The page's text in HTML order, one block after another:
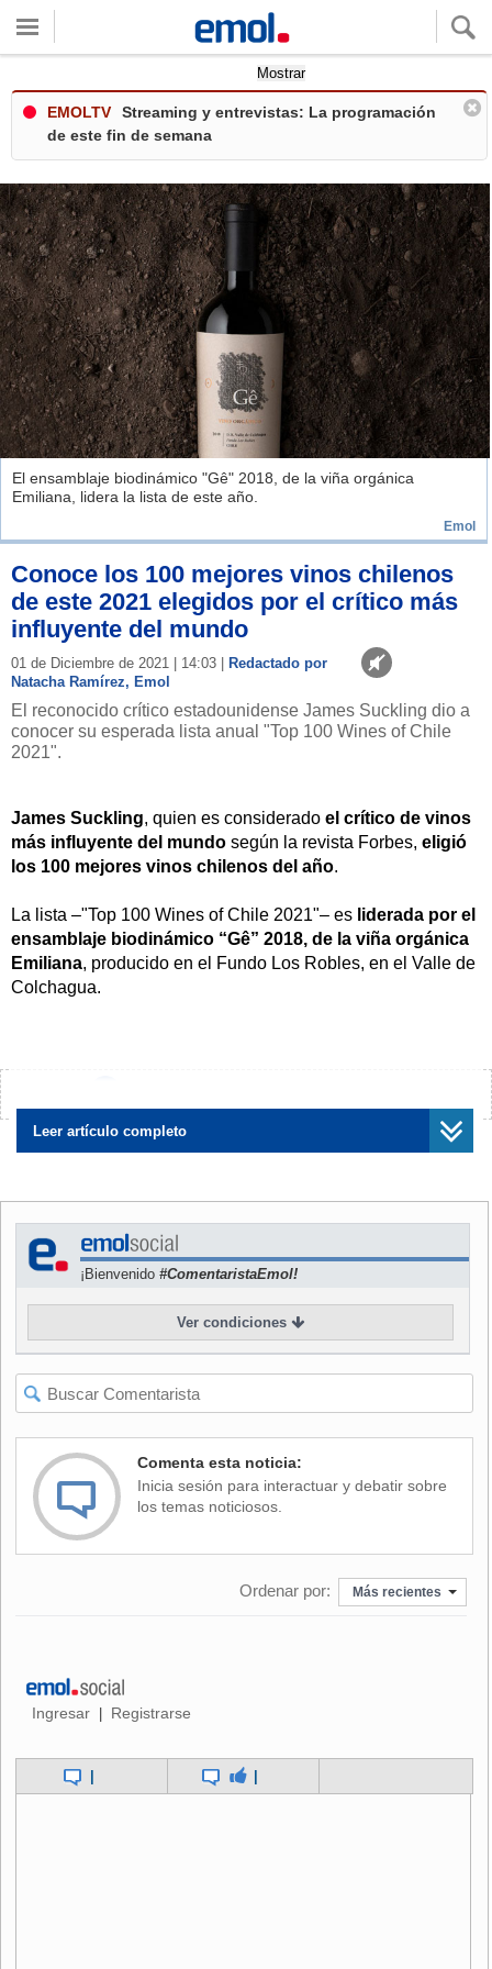
Mostrar
EMOLTV
Streaming y entrevistas: La programación
de este fin de semana
El ensamblaje biodinámico "Gê" 2018, de la viña orgánica
Emiliana, lidera la lista de este año.
Emol
Conoce los 100 mejores vinos chilenos
de este 2021 elegidos por el crítico más
influyente del mundo
01 de Diciembre de 2021 | 14:03 |
Redactado por
Natacha Ramírez, Emol
El reconocido crítico estadounidense James Suckling dio a
conocer su esperada lista anual "Top 100 Wines of Chile
2021".
James Suckling, quien es considerado el crítico de vinos
más influyente del mundo según la revista Forbes, eligió
los 100 mejores vinos chilenos del año.
La lista –"Top 100 Wines of Chile 2021"– es liderada por el
ensamblaje biodinámico “Gê” 2018, de la viña orgánica
Emiliana, producido en el Fundo Los Robles, en el Valle de
Colchagua.
notas especiadas, picantes y carnosas, combinadas con
una textura irresistiblemente aterciopelada y un final
prolongado".
Al realizar el reconocimiento, el reconocido crítico
estadounidense
destaca, además, el creciente interés de
Chile en los productos orgánicos y la viticultura
biodinámica.
"Es un premio al esfuerzo y ala perseverancia de creer
que, a través de este tipo de agricultura, se logra una
mejor calidad de las uvas, y por ende, del vino", señaló el
gerente general de la viña, Cristián Rodríguez.
manejo especial que se le hace a este vino, "desde la
poda, según calendario biodinámico, pasando por su
proceso de vinificación nativa, sin intervención ni
correcciones y un remontaje que se decide a diario por
nacer según calendario biodinámico".
Viñedo Chadwick Cabernet Sauvignon 2019
listado completo al final)
Este año por primera vezfueron calificadas 1.088 botellas
de Chile, la revisión más grande de vinos de América
Leer artículo completo
¡Bienvenido #ComentaristaEmol!
Ver condiciones
Comenta esta noticia:
Inicia sesión para interactuar y debatir sobre
los temas noticiosos.
Ordenar por: Más recientes
Ingresar Registrarse